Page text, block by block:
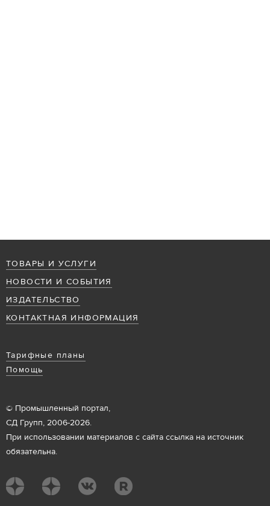
ТОВАРЫ И УСЛУГИ
НОВОСТИ И СОБЫТИЯ
ИЗДАТЕЛЬСТВО
КОНТАКТНАЯ ИНФОРМАЦИЯ
Тарифные планы
Помощь
© Промышленный портал,
СД Групп, 2006-2026.
При использовании материалов с сайта ссылка на источник
обязательна.